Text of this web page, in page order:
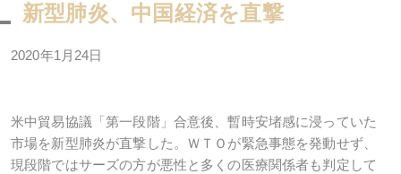
新型肺炎、中国経済を直撃
2020年1月24日
米中貿易協議「第一段階」合意後、暫時安堵感に浸っていた
市場を新型肺炎が直撃した。ＷＴＯが緊急事態を発動せず、
現段階ではサーズの方が悪性と多くの医療関係者も判定して